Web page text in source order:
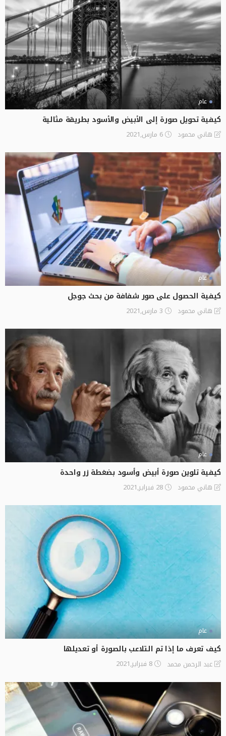
عام
كيفية تحويل صورة إلى الأبيض والأسود بطريقة مثالية
هاني محمود 6 مارس,2021
عام
كيفية الحصول على صور شفافة من بحث جوجل
هاني محمود 3 مارس,2021
عام
كيفية تلوين صورة أبيض وأسود بضغطة زر واحدة
هاني محمود 28 فبراير,2021
عام
كيف تعرف ما إذا تم التلاعب بالصورة أو تعديلها
عبد الرحمن محمد 8 فبراير,2021